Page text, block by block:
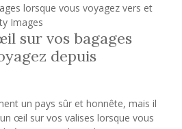
lorsque vous voyagez vers et
Images
sur vos bagages
depuis
un pays sûr et honnête, mais il
œil sur vos valises lorsque vous